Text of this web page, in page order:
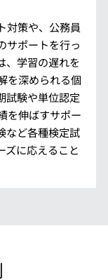
対策や、公務員
サポートを行っ
、学習の遅れを
を深められる個
試験や単位認定
を伸ばすサポー
など各種検定試
ズに応えること